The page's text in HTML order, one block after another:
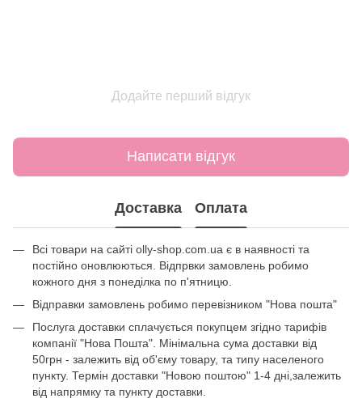
Додайте перший відгук
Написати відгук
Доставка Оплата
Всі товари на сайті olly-shop.com.ua є в наявності та
постійно оновлюються. Відпрвки замовлень робимо
кожного дня з понеділка по п'ятницю.
Відправки замовлень робимо перевізником "Нова пошта"
Послуга доставки сплачується покупцем згідно тарифів
компанії "Нова Пошта". Мінімальна сума доставки від
50грн - залежить від об'єму товару, та типу населеного
пункту. Термін доставки "Новою поштою" 1-4 дні,залежить
від напрямку та пункту доставки.